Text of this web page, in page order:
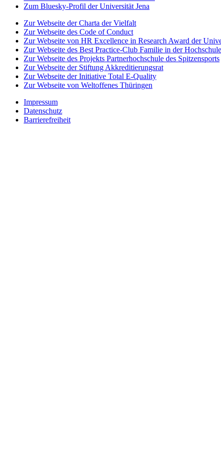
Zum Bluesky-Profil der Universität Jena
Zur Webseite der Charta der Vielfalt
Zur Webseite des Code of Conduct
Zur Webseite von HR Excellence in Research Award der
Zur Webseite des Best Practice-Club Familie in der Hochschule
Zur Webseite des Projekts Partnerhochschule des Spitzensports
Zur Webseite der Stiftung Akkreditierungsrat
Zur Webseite der Initiative Total E-Quality
Zur Webseite von Weltoffenes Thüringen
Impressum
Datenschutz
Barrierefreiheit